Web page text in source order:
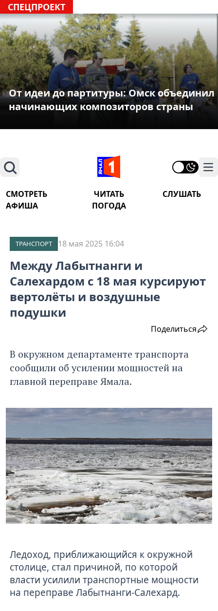
СПЕЦПРОЕКТ
От идеи до партитуры: Омск объединил
начинающих композиторов страны
Поиск
СМОТРЕТЬ ЧИТАТЬ
СЛУШАТЬ
АФИША
ПОГОДА
ТРАНСПОРТ 18 мая 2025 16:04
Между Лабытнанги и
Салехардом с 18 мая курсируют
вертолёты и воздушные
подушки
Поделиться
В окружном департаменте транспорта
сообщили об усилении мощностей на
главной переправе Ямала.
Ледоход, приближающийся к окружной
столице, стал причиной, по которой
власти усилили транспортные мощности
на переправе Лабытнанги-Салехард.